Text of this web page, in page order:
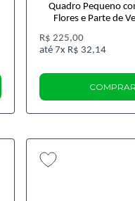
Quadro Pequeno
Flores e Parte de
R$ 225,00
7x R$ 32,14